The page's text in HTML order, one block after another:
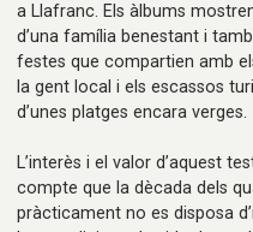
a Llafranc. Els àlbums
d’una família benestant i
festes que compartien amb
la gent local i els escassos
d’unes platges encara verges.
L’interès i el valor d’aquest
compte que la dècada dels
pràcticament no es disposa